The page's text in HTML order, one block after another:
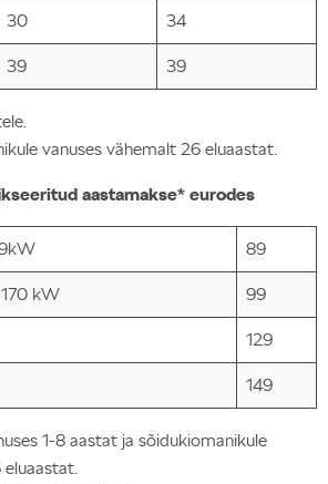
30 34
39 39
vanuses vähemalt 26 eluaastat.
aastamakse* eurodes
89
kW 99
129
149
1-8 aastat ja sõidukiomanikule
eluaastat.